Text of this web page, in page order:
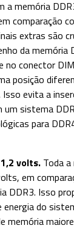
a memória
comparação
extras são
da memória
no conector
posição
evita a
um sistema
para
volts. Toda
em
DDR3. Isso
do
memória